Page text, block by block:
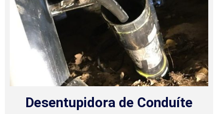
Desentupidora de Conduíte